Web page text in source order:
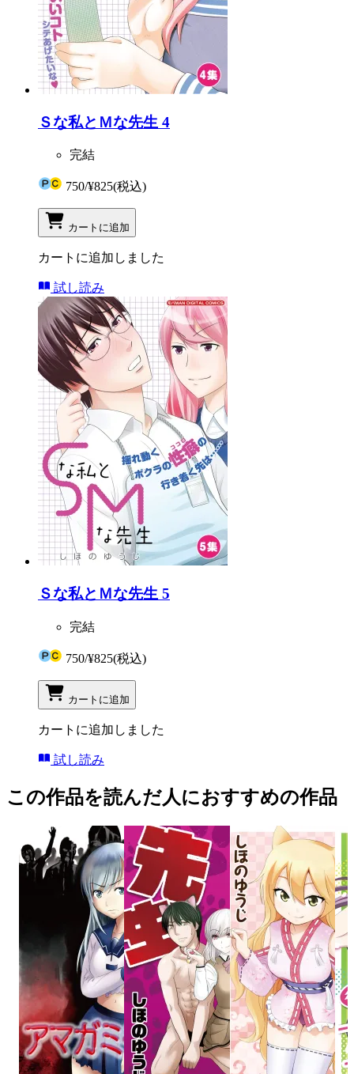
Ｓな私とＭな先生 4
完結
750/¥825(税込)
カートに追加
カートに追加しました
試し読み
Ｓな私とＭな先生 5
完結
750/¥825(税込)
カートに追加
カートに追加しました
試し読み
この作品を読んだ人におすすめの作品